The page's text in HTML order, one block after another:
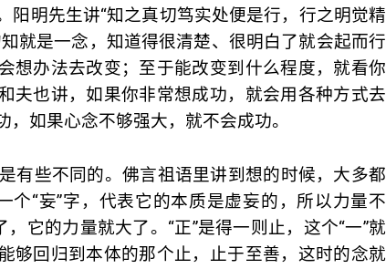
阳明先生讲“知之真切笃实处便是行，行之明觉精
就是一念，知道得很清楚、很明白了就会起而行
想办法去改变；至于能改变到什么程度，就看你
夫也讲，如果你非常想成功，就会用各种方式去
，如果心念不够强大，就不会成功。
是有些不同的。佛言祖语里讲到想的时候，大多都
个“妄”字，代表它的本质是虚妄的，所以力量不
，它的力量就大了。“正”是得一则止，这个“一”就
够回归到本体的那个止，止于至善，这时的念就